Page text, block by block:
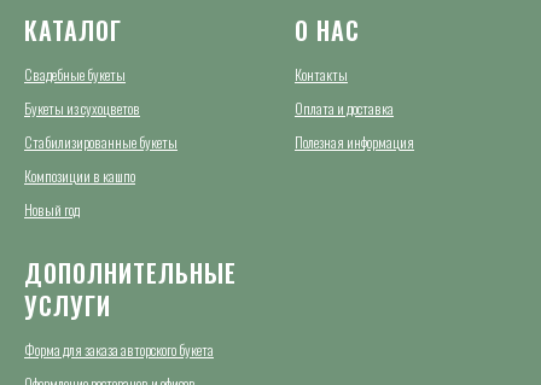
КАТАЛОГ
Свадебные букеты
Букеты из сухоцветов
Стабилизированные букеты
Композиции в кашпо
Новый год
О НАС
Контакты
Оплата и доставка
Полезная информация
ДОПОЛНИТЕЛЬНЫЕ
УСЛУГИ
Форма для заказа авторского букета